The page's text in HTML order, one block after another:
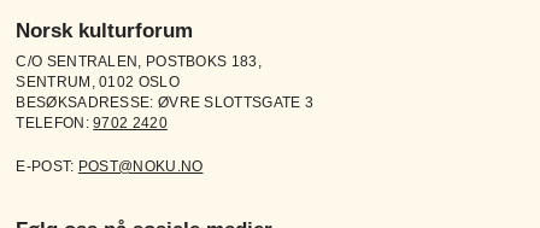
Norsk kulturforum
C/O SENTRALEN, POSTBOKS 183,
SENTRUM, 0102 OSLO
BESØKSADRESSE: ØVRE SLOTTSGATE 3
TELEFON:9702 2420
E-POST: POST@NOKU.NO